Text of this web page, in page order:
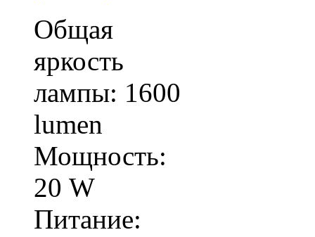
Общая
яркость
лампы: 1600
lumen
Мощность:
20 W
Питание: